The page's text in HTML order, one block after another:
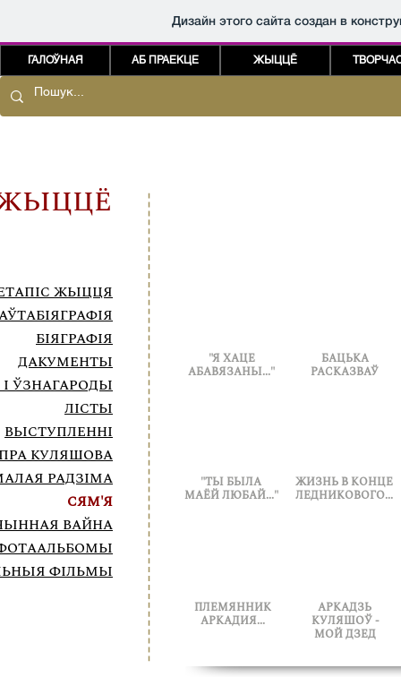
Дизайн этого сайта создан в
ГАЛОЎНАЯ АБ ПРАЕКЦЕ ЖЫЦЦЁ
ЖЫЦЦЯ
БІЯГРАФІЯ
ДАКУМЕНТЫ
І ЎЗНАГАРОДЫ
ЛІСТЫ
ВЫСТУПЛЕННІ
КУЛЯШОВА
РАДЗІМА
СЯМ'Я
ВАЙНА
ФІЛЬМЫ
"Я ХАЦЕ
АБАВЯЗАНЫ..."
БАЦЬКА
РАСКАЗВАЎ
"ТЫ БЫЛА
МАЁЙ ЛЮБАЙ..."
ЖИЗНЬ В КОНЦЕ
ЛЕДНИКОВОГО...
ПЛЕМЯННИК
АРКАДИЯ...
АРКАДЗЬ
КУЛЯШОЎ -
МОЙ ДЗЕД